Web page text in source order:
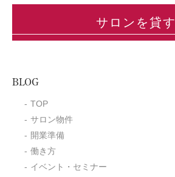
サロンを貸す
BLOG
TOP
サロン物件
開業準備
働き方
イベント・セミナー